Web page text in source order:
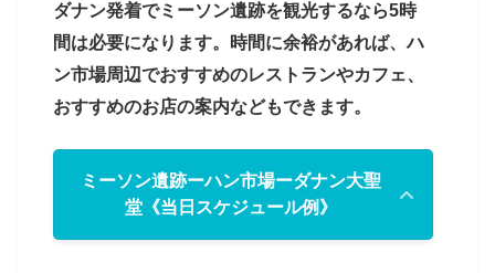
ハン市場。周辺は、ダナンでも中心地的
なエリアで有名なレストランやカフェ、
ダナン発着でミーソン遺跡を観光するなら5時
間は必要になります。時間に余裕があれば、ハ
ン市場周辺でおすすめのレストランやカフェ、
おすすめのお店の案内などもできます。
ミーソン遺跡ーハン市場ーダナン大聖
堂《当日スケジュール例》